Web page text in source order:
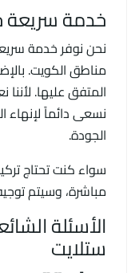
خدمة سريعة
نحن نوفر خدمة
مناطق الكويت.
المتفق عليها.
نسعى دائماً
الجودة.
سواء كنت تحتاج
مباشرة، وسيتم
الأسئلة
ستلايت